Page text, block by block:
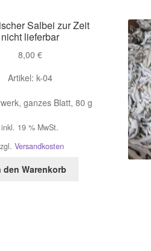
Salbei zur Zeit
nicht lieferbar
8,00 €
Artikel: k-04
ganzes Blatt, 80 g
inkl. 19 % MwSt.
Versandkosten
den Warenkorb